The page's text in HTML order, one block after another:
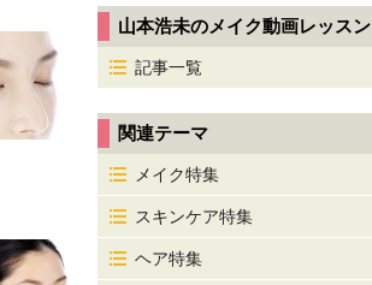
山本浩未のメイク動画レッスン
記事一覧
関連テーマ
メイク特集
スキンケア特集
ヘア特集